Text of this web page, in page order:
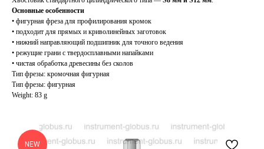
Основные особенности
• фигурная фреза для профилирования кромок
• подходит для прямых и криволинейных заготовок
• нижний направляющий подшипник для точного ведения
• режущие грани с твердосплавными напайками
• чистая обработка древесины без сколов
Тип фрезы: кромочная фигурная
Тип фрезы: фигурная
Weight: 83 g
NEW